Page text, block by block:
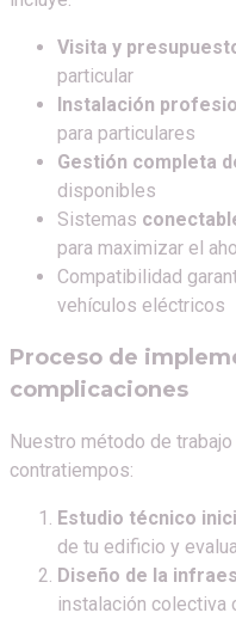
Visita y
particular
Instalación
para particulares
Gestión completa
disponibles
Sistemas
para maximizar el
Compatibilidad
vehículos eléctricos
Proceso de
complicaciones
Nuestro método de
contratiempos:
Estudio técnico
de tu edificio y
Diseño de la
instalación colectiva